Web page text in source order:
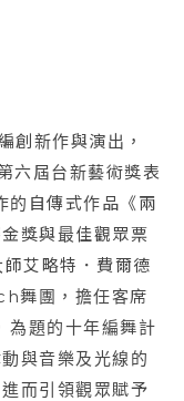
創新作與演出，
六屆台新藝術獎表
的自傳式作品《兩
獎與最佳觀眾票
艾略特．費爾德
團，擔任客席
為題的十年編舞計
與音樂及光線的
而引領觀眾賦予